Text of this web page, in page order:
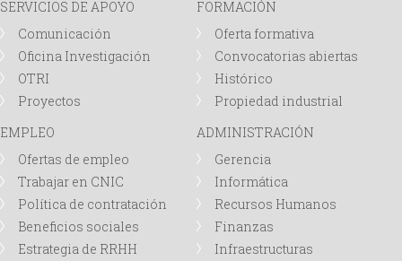
SERVICIOS DE APOYO
Comunicación
Oficina Investigación
OTRI
Proyectos
FORMACIÓN
Oferta formativa
Convocatorias abiertas
Histórico
Propiedad industrial
EMPLEO
Ofertas de empleo
Trabajar en CNIC
Política de contratación
Beneficios sociales
Estrategia de RRHH
ADMINISTRACIÓN
Gerencia
Informática
Recursos Humanos
Finanzas
Infraestructuras